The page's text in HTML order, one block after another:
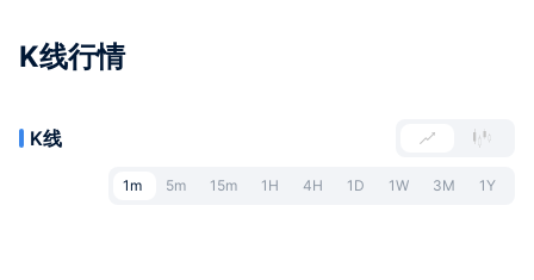
K线行情
K线
1m 5m 15m 1H 4H 1D 1W 3M 1Y